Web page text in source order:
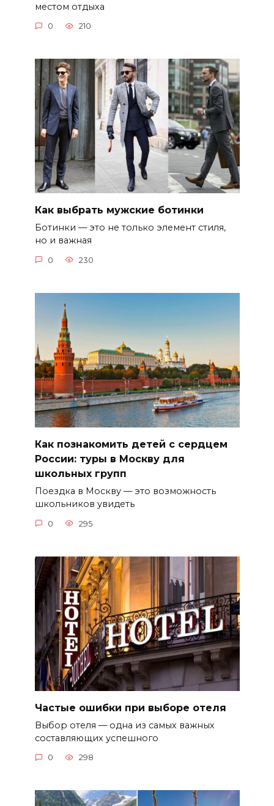
местом отдыха
0 210
Как выбрать мужские ботинки
Ботинки — это не только элемент стиля,
но и важная
0 230
Как познакомить детей с сердцем
России: туры в Москву для
школьных групп
Поездка в Москву — это возможность
школьников увидеть
0 295
Частые ошибки при выборе отеля
Выбор отеля — одна из самых важных
составляющих успешного
0 298